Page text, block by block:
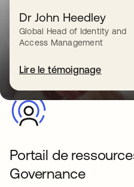
Dr John Heedley
Global Head of Identity and
Access Management
Lire le témoignage
prédéfinies qui vous
plus facilement et plus
principaux défis de
Découvrir
Portail de
Governance